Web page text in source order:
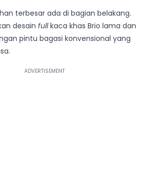
terbesar ada di bagian belakang.
desain fullkaca khas Brio lama dan
pintu bagasi konvensional yang